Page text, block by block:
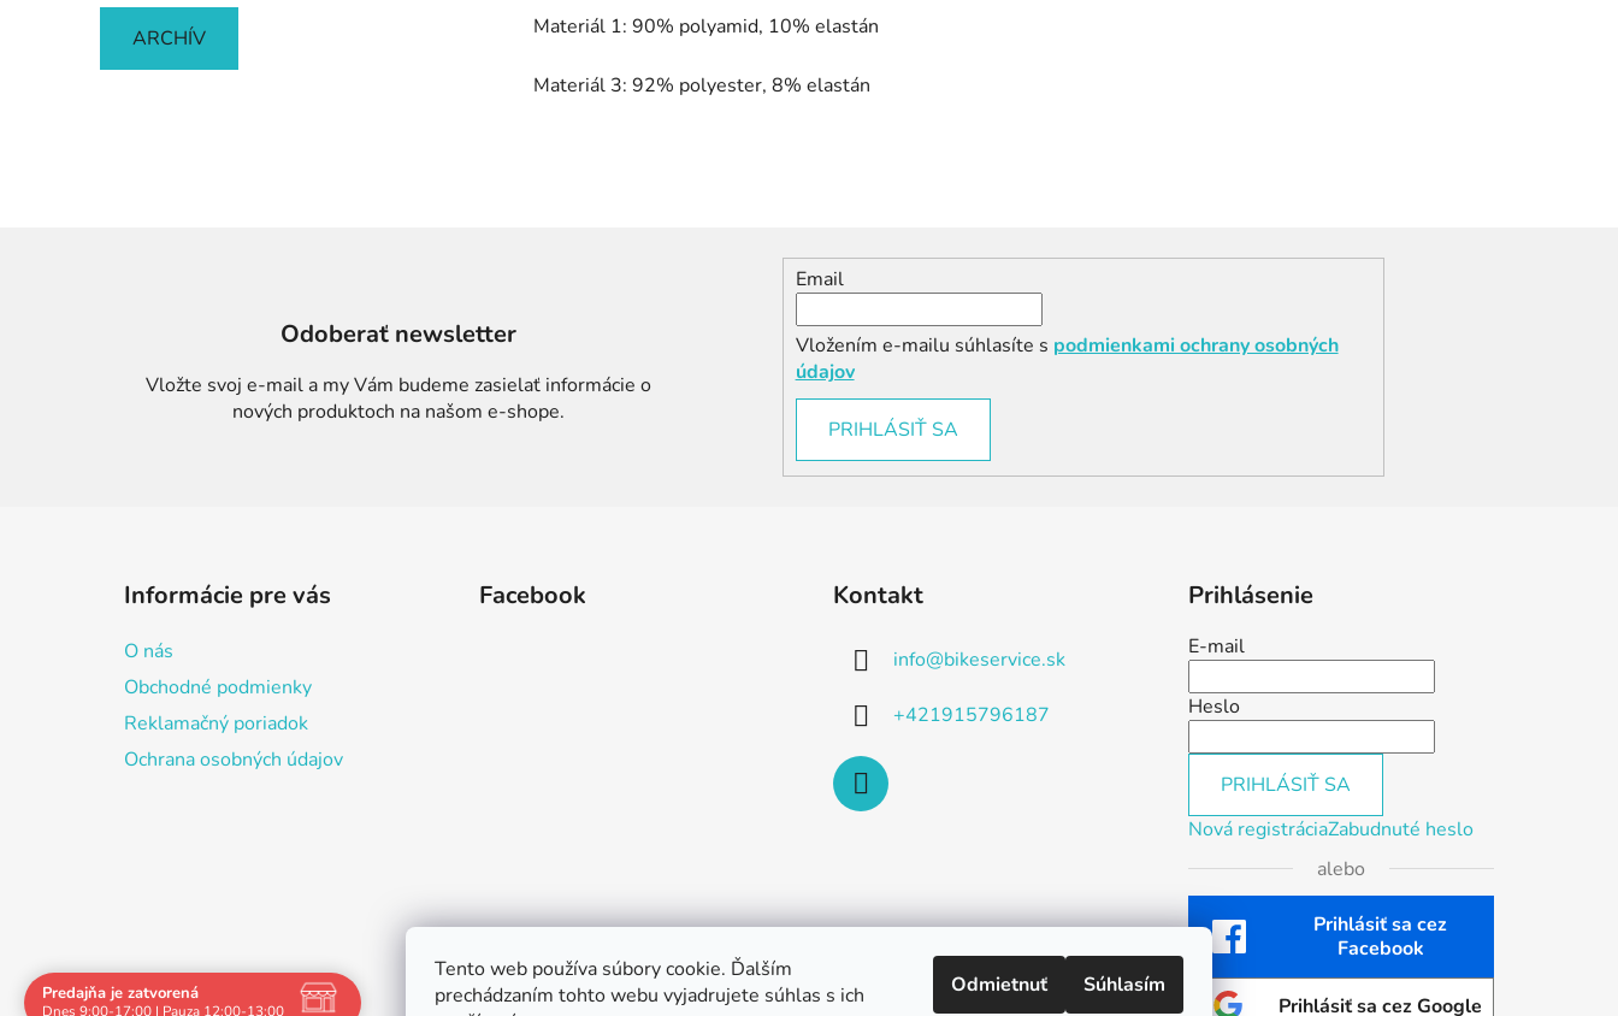
Tento web používa súbory cookie. Ďalším
prechádzaním tohto webu vyjadrujete súhlas s ich
Odmietnuť Súhlasím
ARCHÍV Materiál 1: 90% polyamid, 10% elastán
Materiál 3: 92% polyester, 8% elastán
Odoberať newsletter
Vložte svoj e-mail a my Vám budeme zasielať informácie o
nových produktoch na našom e-shope.
Email
Vložením e-mailu súhlasíte s podmienkami ochrany osobných
údajov
PRIHLÁSIŤ SA
Informácie pre vás
O nás
Obchodné podmienky
Reklamačný poriadok
Ochrana osobných údajov
Facebook Kontakt
info@bikeservice.sk
+421915796187
Prihlásenie
E-mail
Heslo
PRIHLÁSIŤ SA
Nová registráciaZabudnuté heslo
alebo
Prihlásiť sa cez
Facebook
Prihlásiť sa cez Google
Predajňa je zatvorená
Dnes 9:00-17:00 | Pauza 12:00-13:00